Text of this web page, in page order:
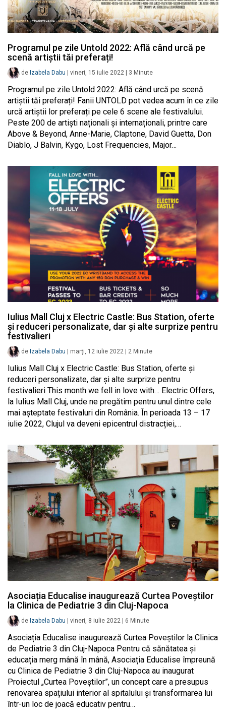
Programul pe zile Untold 2022: Află când urcă pe
scenă artiștii tăi preferați!
de Izabela Dabu vineri, 15 iulie 2022 3 Minute
Programul pe zile Untold 2022: Află când urcă pe scenă
artiștii tăi preferați! Fanii UNTOLD pot vedea acum în ce zile
urcă artiștii lor preferați pe cele 6 scene ale festivalului.
Peste 200 de artiști naționali și internaționali, printre care
Above & Beyond, Anne-Marie, Claptone, David Guetta, Don
Diablo, J Balvin, Kygo, Lost Frequencies, Major…
Iulius Mall Cluj x Electric Castle: Bus Station, oferte
și reduceri personalizate, dar și alte surprize pentru
festivalieri
de Izabela Dabu marți, 12 iulie 2022 2 Minute
Iulius Mall Cluj x Electric Castle: Bus Station, oferte și
reduceri personalizate, dar și alte surprize pentru
festivalieri This month we fell in love with… Electric Offers,
la Iulius Mall Cluj, unde ne pregătim pentru unul dintre cele
mai așteptate festivaluri din România. În perioada 13 – 17
iulie 2022, Clujul va deveni epicentrul distracției,…
Asociația Educalise inaugurează Curtea Poveștilor
la Clinica de Pediatrie 3 din Cluj-Napoca
de Izabela Dabu vineri, 8 iulie 2022 6 Minute
Asociația Educalise inaugurează Curtea Poveștilor la Clinica
de Pediatrie 3 din Cluj-Napoca Pentru că sănătatea și
educația merg mână în mână, Asociația Educalise împreună
cu Clinica de Pediatrie 3 din Cluj-Napoca au inaugurat
Proiectul „Curtea Poveștilor”, un concept care a presupus
renovarea spațiului interior al spitalului și transformarea lui
într-un loc de joacă educativ pentru…